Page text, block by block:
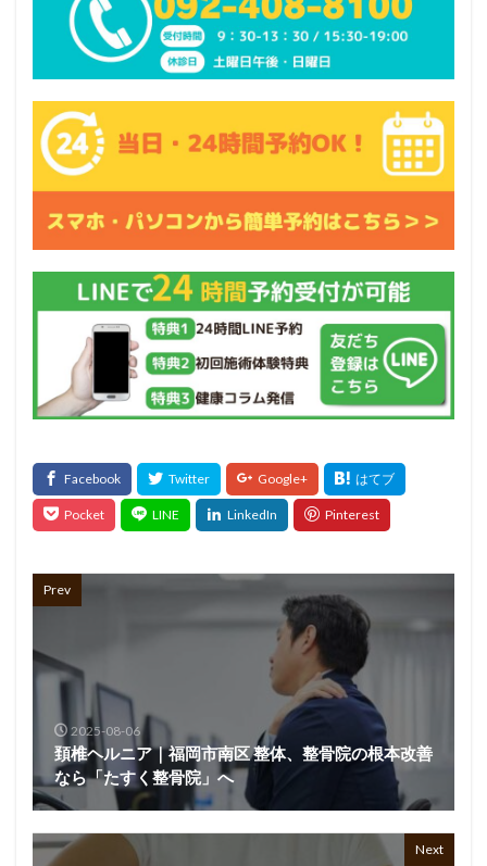
Prev
2025-08-06
頚椎ヘルニア｜福岡市南区 整体、整骨院の根本改善
なら「たすく整骨院」へ
Next